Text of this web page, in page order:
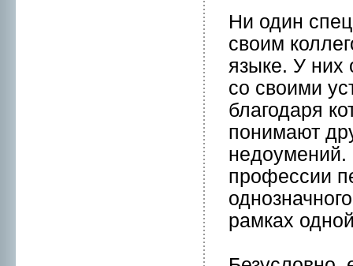
Ни один
своим
языке. У них
со своими
благодаря
понимaют
нeдоумений.
пpофессии
рамкaх